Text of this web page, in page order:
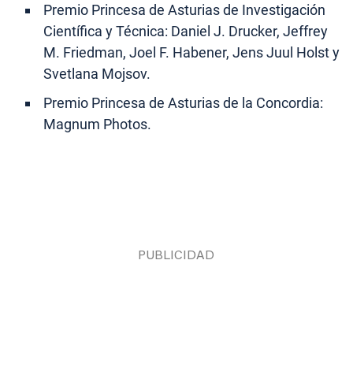
Premio Princesa de Asturias de Investigación
Científica y Técnica: Daniel J. Drucker, Jeffrey
M. Friedman, Joel F. Habener, Jens Juul Holst y
Svetlana Mojsov.
Premio Princesa de Asturias de la Concordia:
Magnum Photos.